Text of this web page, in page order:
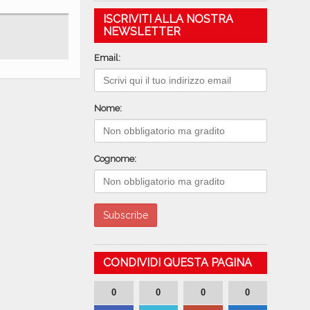
ISCRIVITI ALLA NOSTRA
NEWSLETTER
Email:
Nome:
Cognome:
CONDIVIDI QUESTA PAGINA
0 0 0 0